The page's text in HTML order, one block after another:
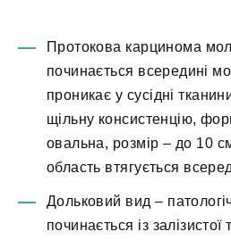
Протокова карцинома
починається всередині
проникає у сусідні
щільну консистенцію,
овальна, розмір – до 10
область втягується
Дольковий вид –
починається із